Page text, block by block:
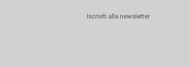
Iscriviti alla newsletter